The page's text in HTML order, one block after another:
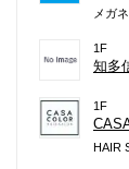
メガ
1F
知多
1F
HAIR